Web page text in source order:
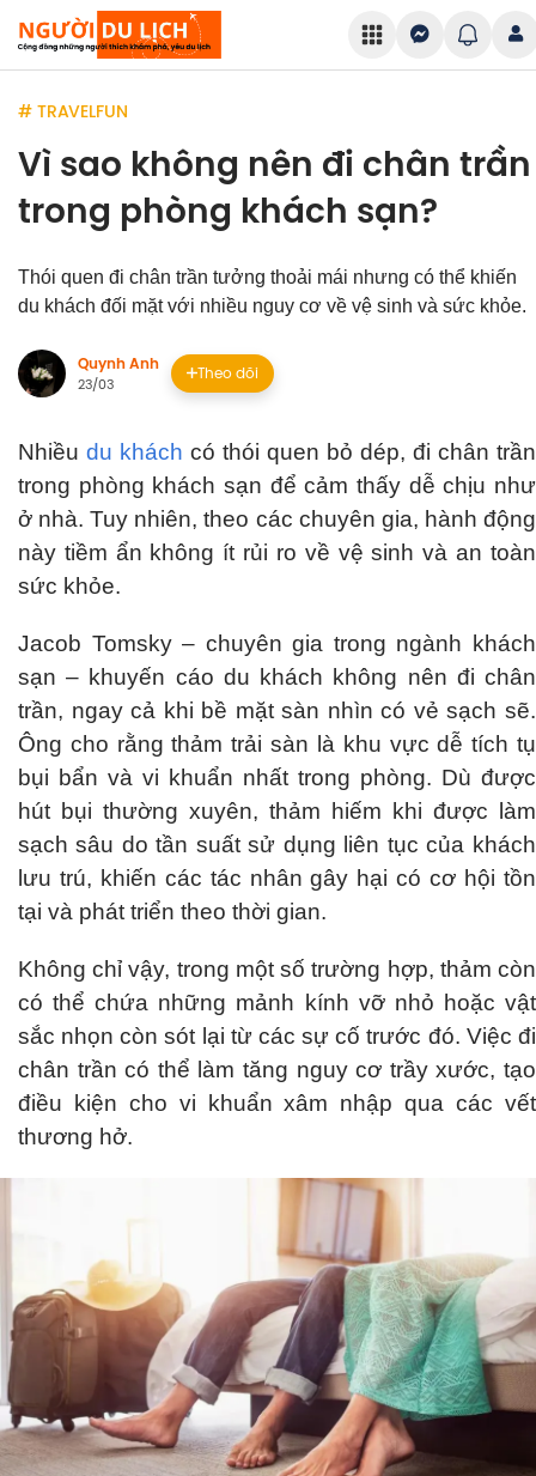
# TRAVELFUN
Vì sao không nên đi chân trần
trong phòng khách sạn?
Thói quen đi chân trần tưởng thoải mái nhưng có thể khiến
du khách đối mặt với nhiều nguy cơ về vệ sinh và sức khỏe.
Quynh Anh
23/03
Theo dõi
Nhiều du khách có thói quen bỏ dép, đi chân trần
trong phòng khách sạn để cảm thấy dễ chịu như
ở nhà. Tuy nhiên, theo các chuyên gia, hành động
này tiềm ẩn không ít rủi ro về vệ sinh và an toàn
sức khỏe.
Jacob Tomsky – chuyên gia trong ngành khách
sạn – khuyến cáo du khách không nên đi chân
trần, ngay cả khi bề mặt sàn nhìn có vẻ sạch sẽ.
Ông cho rằng thảm trải sàn là khu vực dễ tích tụ
bụi bẩn và vi khuẩn nhất trong phòng. Dù được
hút bụi thường xuyên, thảm hiếm khi được làm
sạch sâu do tần suất sử dụng liên tục của khách
lưu trú, khiến các tác nhân gây hại có cơ hội tồn
tại và phát triển theo thời gian.
Không chỉ vậy, trong một số trường hợp, thảm còn
có thể chứa những mảnh kính vỡ nhỏ hoặc vật
sắc nhọn còn sót lại từ các sự cố trước đó. Việc đi
chân trần có thể làm tăng nguy cơ trầy xước, tạo
điều kiện cho vi khuẩn xâm nhập qua các vết
thương hở.